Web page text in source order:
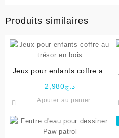
Produits similaires
Jeux pour enfants coffre au
د.ج2,980
Ajouter au panier